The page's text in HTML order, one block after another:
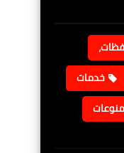
خدمات
منوعات